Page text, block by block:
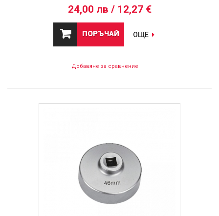
24,00 лв / 12,27 €
ПОРЪЧАЙ ОЩЕ
Добавяне за сравнение